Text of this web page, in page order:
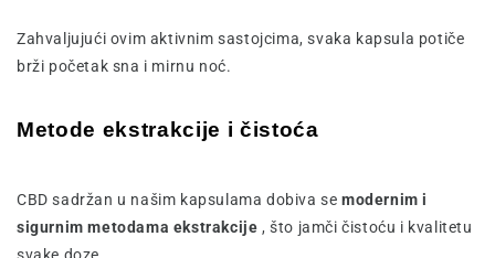
Zahvaljujući ovim aktivnim sastojcima, svaka kapsula potiče
brži početak sna i mirnu noć.
Metode ekstrakcije i čistoća
CBD sadržan u našim kapsulama dobiva se modernim i
sigurnim metodama ekstrakcije , što jamči čistoću i kvalitetu